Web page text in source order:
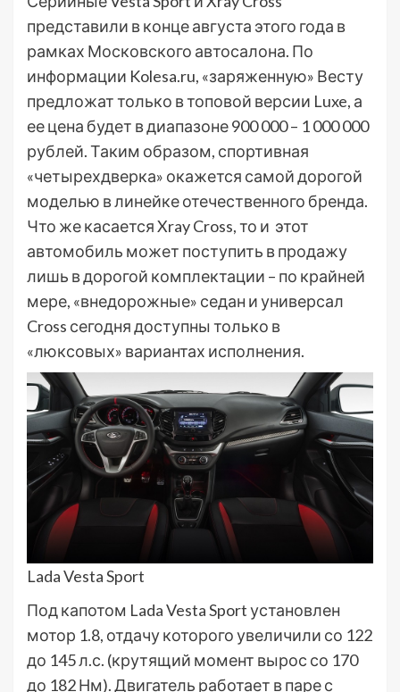
представили в конце августа этого года в
рамках Московского автосалона. По
информации Kolesa.ru, «заряженную» Весту
предложат только в топовой версии Luxe, а
ее цена будет в диапазоне 900 000 – 1 000 000
рублей. Таким образом, спортивная
«четырехдверка» окажется самой дорогой
моделью в линейке отечественного бренда.
Что же касается Xray Cross, то и этот
автомобиль может поступить в продажу
лишь в дорогой комплектации – по крайней
мере, «внедорожные» седан и универсал
Cross сегодня доступны только в
«люксовых» вариантах исполнения.
Lada Vesta Sport
Под капотом Lada Vesta Sport установлен
мотор 1.8, отдачу которого увеличили со 122
до 145 л.с. (крутящий момент вырос со 170
до 182 Нм). Двигатель работает в паре с